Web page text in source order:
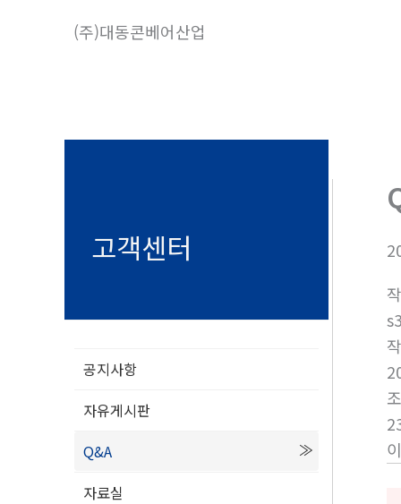
(주)대동콘베어산업
고객센터
공지사항
자유게시판
Q&A
자료실